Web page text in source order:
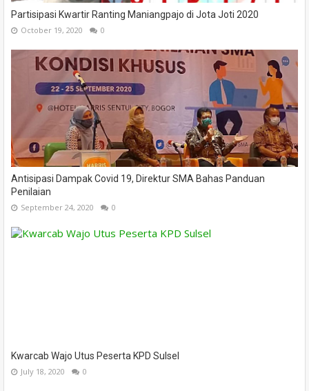
Partisipasi Kwartir Ranting Maniangpajo di Jota Joti 2020
October 19, 2020 0
Antisipasi Dampak Covid 19, Direktur SMA Bahas Panduan
Penilaian
September 24, 2020 0
Kwarcab Wajo Utus Peserta KPD Sulsel
July 18, 2020 0